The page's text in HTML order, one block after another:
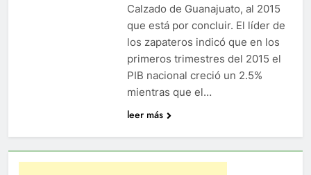
Calzado de Guanajuato, al 2015
que está por concluir. El líder de
los zapateros indicó que en los
primeros trimestres del 2015 el
PIB nacional creció un 2.5%
mientras que el…
leer más